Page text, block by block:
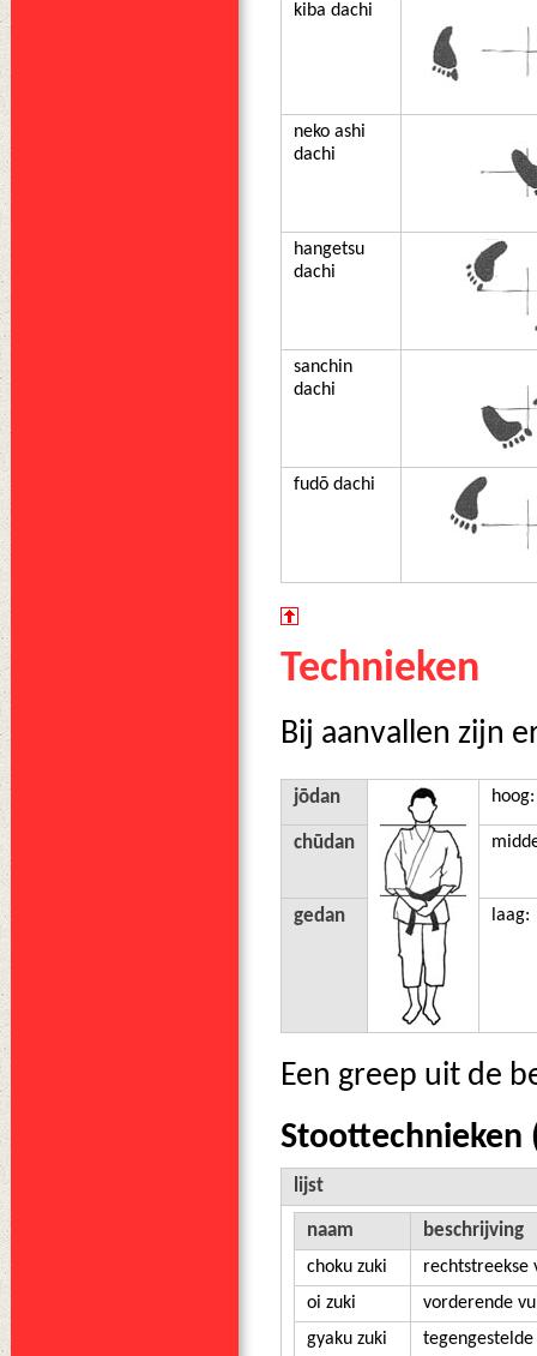
kiba dachi
neko ashi
dachi
hangetsu
dachi
sanchin
dachi
fudō dachi
Technieken
Bij aanvallen zijn
jōdan
chūdan
gedan laag:
Een greep uit de
Stoottechnieken
lijst
naam beschrijving
choku zuki
rechtstreekse
oi zuki
vorderende
gyaku zuki